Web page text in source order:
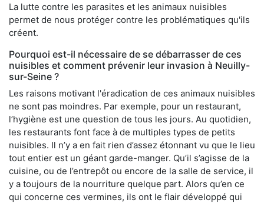
La lutte contre les parasites et les animaux nuisibles
permet de nous protéger contre les problématiques qu'ils
créent.
Pourquoi est-il nécessaire de se débarrasser de ces
nuisibles et comment prévenir leur invasion à Neuilly-
sur-Seine ?
Les raisons motivant l'éradication de ces animaux nuisibles
ne sont pas moindres. Par exemple, pour un restaurant,
l’hygiène est une question de tous les jours. Au quotidien,
les restaurants font face à de multiples types de petits
nuisibles. Il n’y a en fait rien d’assez étonnant vu que le lieu
tout entier est un géant garde-manger. Qu’il s’agisse de la
cuisine, ou de l’entrepôt ou encore de la salle de service, il
y a toujours de la nourriture quelque part. Alors qu’en ce
qui concerne ces vermines, ils ont le flair développé qui